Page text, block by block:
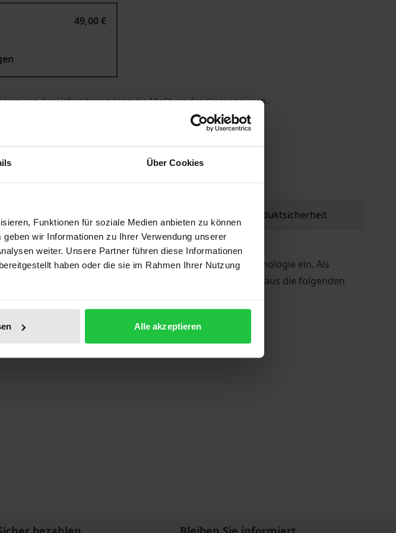
Über Cookies
Funktionen für soziale Medien anbieten zu können
wir Informationen zu Ihrer Verwendung unserer
weiter. Unsere Partner führen diese Informationen
haben oder die sie im Rahmen Ihrer Nutzung
Alle akzeptieren
49,00 €
von der Lieferadresse kann die MwSt. an der Kasse variieren.
Produktsicherheit
Geistes (engl.mind) aus der Perspektive der Phänomenologie ein. Als
Einführung von einem themenorientierten Standpunkt aus die folgenden